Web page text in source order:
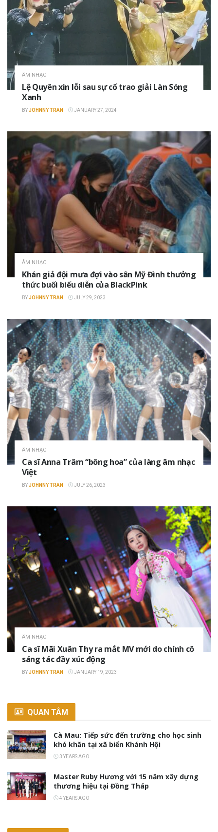
ÂM NHẠC
Lệ Quyên xin lỗi sau sự cố trao giải Làn Sóng
Xanh
BYJOHNNY TRAN JANUARY 27, 2024
ÂM NHẠC
Khán giả đội mưa đợi vào sân Mỹ Đình thưởng
thức buổi biểu diễn của BlackPink
BYJOHNNY TRAN JULY 29, 2023
ÂM NHẠC
Ca sĩ Anna Trâm “bông hoa” của làng âm nhạc
Việt
BYJOHNNY TRAN JULY 26, 2023
ÂM NHẠC
Ca sĩ Mãi Xuân Thy ra mắt MV mới do chính cô
sáng tác đầy xúc động
BYJOHNNY TRAN JANUARY 19, 2023
QUAN TÂM
Cà Mau: Tiếp sức đến trường cho học sinh
khó khăn tại xã biển Khánh Hội
3 YEARS AGO
Master Ruby Hương với 15 năm xây dựng
thương hiệu tại Đồng Tháp
4 YEARS AGO